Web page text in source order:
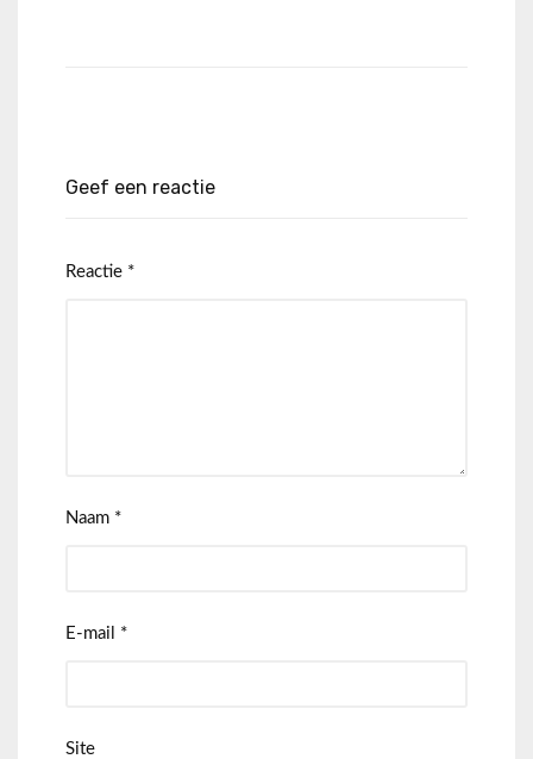
Geef een reactie
Reactie *
Naam *
E-mail *
Site